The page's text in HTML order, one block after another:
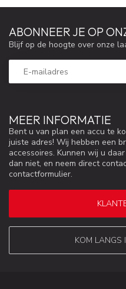
MEER INFORMATIE
Bent u van plan een accu te
juiste adres! Wij hebben een
accessoires. Kunnen wij u
dan niet, en neem direct
contactformulier.
KOM LANGS
ABONNEER JE OP
Blijf op de hoogte over onze